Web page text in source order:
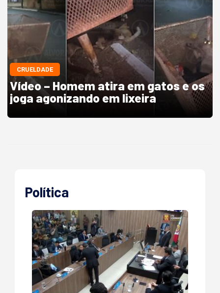
CRUELDADE
Vídeo – Homem atira em gatos e os
joga agonizando em lixeira
Política